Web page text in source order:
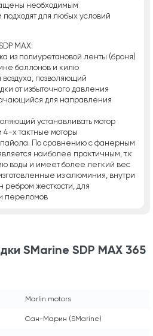
необходимым
для любых условий
MAX:
из полиуретановой ленты (броня)
баллонов и килю
позволяющий
от избыточного давления
для направления
устанавливать мотор
х тактные моторы
По сравнению с фанерным
наиболее практичным, т.к
воды и имеет более легкий вес
из алюминия, внутри
ребром жесткости, для
переломов
SMarine SDP MAX 365
Marlin motors
Сан-Марин (SMarine)